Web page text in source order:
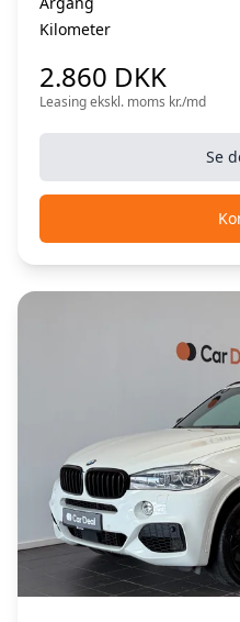
Kilometer
2.860 DKK
Leasing ekskl. moms kr./md
Se